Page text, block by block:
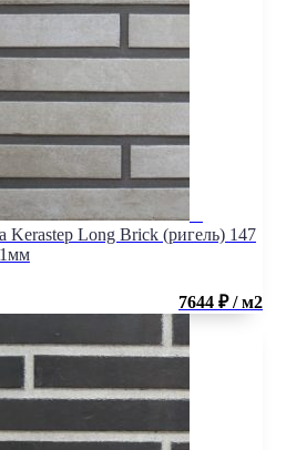
Kerastep Long Brick (ригель) 147
7644 ₽ / м2